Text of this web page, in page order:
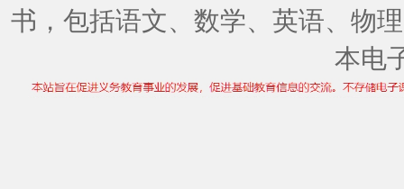
书，包括语文、数学、英语、物
本电